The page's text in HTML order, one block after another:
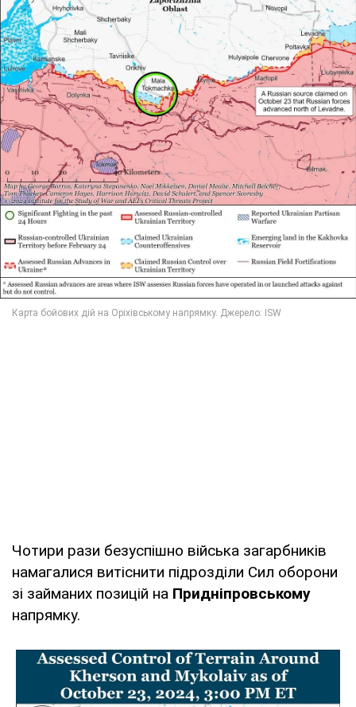
Чотири рази безуспішно війська загарбників
намагалися витіснити підрозділи Сил оборони
зі займаних позицій на Придніпровському
напрямку.